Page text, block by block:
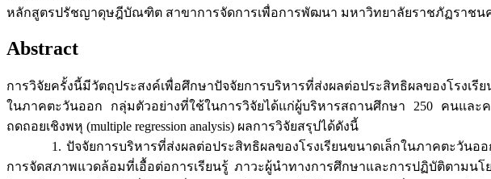
หลักสูตรปรัชญาดุษฎีบัณฑิต สาขาการจัดการเพื่อการพัฒนา มหาวิทยาลัยราชภัฏราชนค
Abstract
การวิจัยครั้งนี้มีวัตถุประสงค์เพื่อศึกษาปัจจัยการบริหารที่ส่งผลต่อประสิทธิผลของโรงเ
ในภาคตะวันออก กลุ่มตัวอย่างที่ใช้ในการวิจัยได้แก่ผู้บริหารสถานศึกษา 250 คนและ
ถดถอยเชิงพหุ (multiple regression analysis) ผลการวิจัยสรุปได้ดังนี้
1. ปัจจัยการบริหารที่ส่งผลต่อประสิทธิผลของโรงเรียนขนาดเล็กในภาคตะวันออ
การจัดสภาพแวดล้อมที่เอื้อต่อการเรียนรู้ ภาวะผู้นำทางการศึกษาและการปฏิบัติตามน